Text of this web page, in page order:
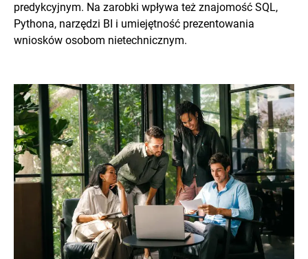
predykcyjnym. Na zarobki wpływa też znajomość SQL,
Pythona, narzędzi BI i umiejętność prezentowania
wniosków osobom nietechnicznym.